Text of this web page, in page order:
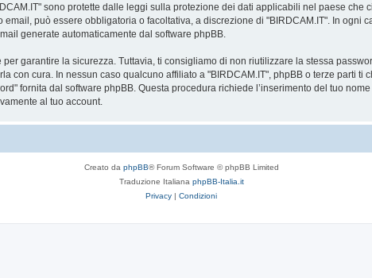
sono protette dalle leggi sulla protezione dei dati applicabili nel paese che
può essere obbligatoria o facoltativa, a discrezione di "BIRDCAM.IT". In ogni
generate automaticamente dal software phpBB.
garantire la sicurezza. Tuttavia, ti consigliamo di non riutilizzare la stessa
con cura. In nessun caso qualcuno affiliato a "BIRDCAM.IT", phpBB o terze parti
fornita dal software phpBB. Questa procedura richiede l’inserimento del tuo
al tuo account.
Creato da phpBB® Forum Software © phpBB Limited
Traduzione Italiana phpBB-Italia.it
Privacy | Condizioni